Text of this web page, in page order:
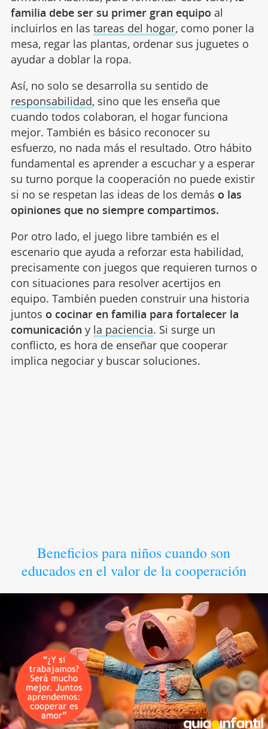
familia debe ser su primer gran equipo al
incluirlos en las tareas del hogar, como poner la
mesa, regar las plantas, ordenar sus juguetes o
ayudar a doblar la ropa.
Así, no solo se desarrolla su sentido de
responsabilidad, sino que les enseña que
cuando todos colaboran, el hogar funciona
mejor. También es básico reconocer su
esfuerzo, no nada más el resultado. Otro hábito
fundamental es aprender a escuchar y a esperar
su turno porque la cooperación no puede existir
si no se respetan las ideas de los demás o las
opiniones que no siempre compartimos.
Por otro lado, el juego libre también es el
escenario que ayuda a reforzar esta habilidad,
precisamente con juegos que requieren turnos o
con situaciones para resolver acertijos en
equipo. También pueden construir una historia
juntos o cocinar en familia para fortalecer la
comunicación y la paciencia. Si surge un
conflicto, es hora de enseñar que cooperar
implica negociar y buscar soluciones.
Beneficios para niños cuando son
educados en el valor de la cooperación